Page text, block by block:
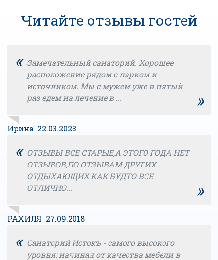
Читайте отзывы гостей
« Замечательный санаторий. Хорошее
расположение рядом с парком и
источником. Мы с мужем уже в пятый
раз едем на лечение в ...
»
Ирина 22.03.2023
« ОТЗЫВЫ ВСЕ СТАРЫЕ,А ЭТОГО ГОДА НЕТ
ОТЗЫВОВ,ПО ОТЗЫВАМ ДРУГИХ
ОТДЫХАЮЩИХ КАК БУДТО ВСЕ
ОТЛИЧНО...
»
РАХИЛЯ 27.09.2018
« Санаторий Истокъ - самого высокого
уровня: начиная от качества мебели в